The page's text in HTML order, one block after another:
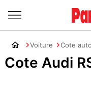
Voiture Cote
Cote Audi